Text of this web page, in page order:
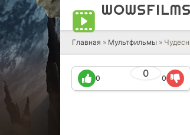
WOWSFILMS
Главная » Мультфильмы »
0
0 0